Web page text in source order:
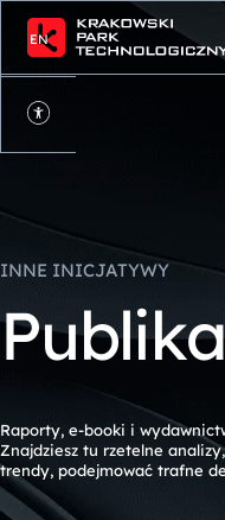
EN
Ustawienia
dostępności
INNE INICJATYWY
Publika
Raporty, e-booki i
Znajdziesz tu rzetelne
trendy, podejmować trafne